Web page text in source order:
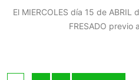
El MIERCOLES día 15 de
FRESADO previo